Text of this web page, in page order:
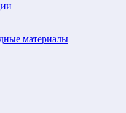
материалы